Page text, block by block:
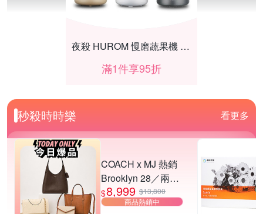
夜殺 HUROM 慢磨蔬果機 H-410
滿1件享95折
秒殺時時樂 看更多
COACH x MJ 熱銷
Brooklyn 28／兩用
／斜背包均一價-多
款可選
$8,999 $13,800
商品熱銷中